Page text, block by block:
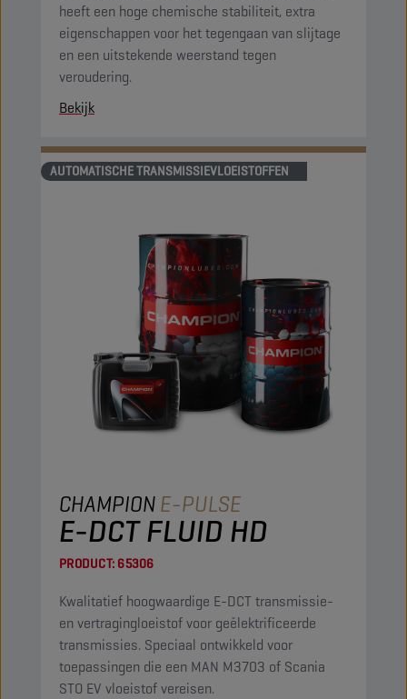
heeft een hoge chemische stabiliteit, extra
eigenschappen voor het tegengaan van slijtage
en een uitstekende weerstand tegen
veroudering.
Bekijk
AUTOMATISCHE TRANSMISSIEVLOEISTOFFEN
CHAMPIONE-PULSE
E-DCT FLUID HD
PRODUCT: 65306
Kwalitatief hoogwaardige E-DCT transmissie-
en vertragingloeistof voor geëlektrificeerde
transmissies. Speciaal ontwikkeld voor
toepassingen die een MAN M3703 of Scania
STO EV vloeistof vereisen.